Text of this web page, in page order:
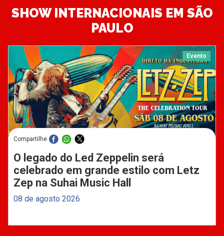
SHOW INTERNACIONAIS EM SÃO
PAULO
Evento
Compartilhe
O legado do Led Zeppelin será
celebrado em grande estilo com Letz
Zep na Suhai Music Hall
08 de agosto 2026